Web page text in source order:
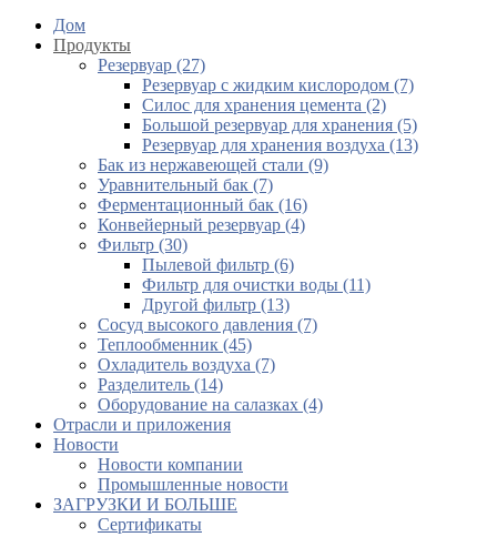
Дом
Продукты
Резервуар (27)
Резервуар с жидким кислородом (7)
Силос для хранения цемента (2)
Большой резервуар для хранения (5)
Резервуар для хранения воздуха (13)
Бак из нержавеющей стали (9)
Уравнительный бак (7)
Ферментационный бак (16)
Конвейерный резервуар (4)
Фильтр (30)
Пылевой фильтр (6)
Фильтр для очистки воды (11)
Другой фильтр (13)
Сосуд высокого давления (7)
Теплообменник (45)
Охладитель воздуха (7)
Разделитель (14)
Оборудование на салазках (4)
Отрасли и приложения
Новости
Новости компании
Промышленные новости
ЗАГРУЗКИ И БОЛЬШЕ
Сертификаты